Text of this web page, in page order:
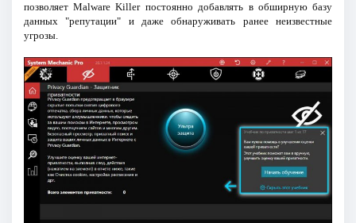
позволяет Malware Killer постоянно добавлять в обширную базу
данных "репутации" и даже обнаруживать ранее неизвестные
угрозы.